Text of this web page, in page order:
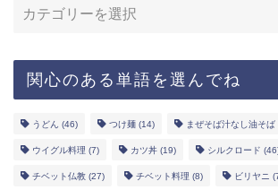
関心のある単語を選んでね
うどん (46) つけ麺 (14) まぜそば汁なし油そば
ウイグル料理 (7) カツ丼 (19) シルクロード
チベット仏教 (27) チベット料理 (8) ビリヤニ